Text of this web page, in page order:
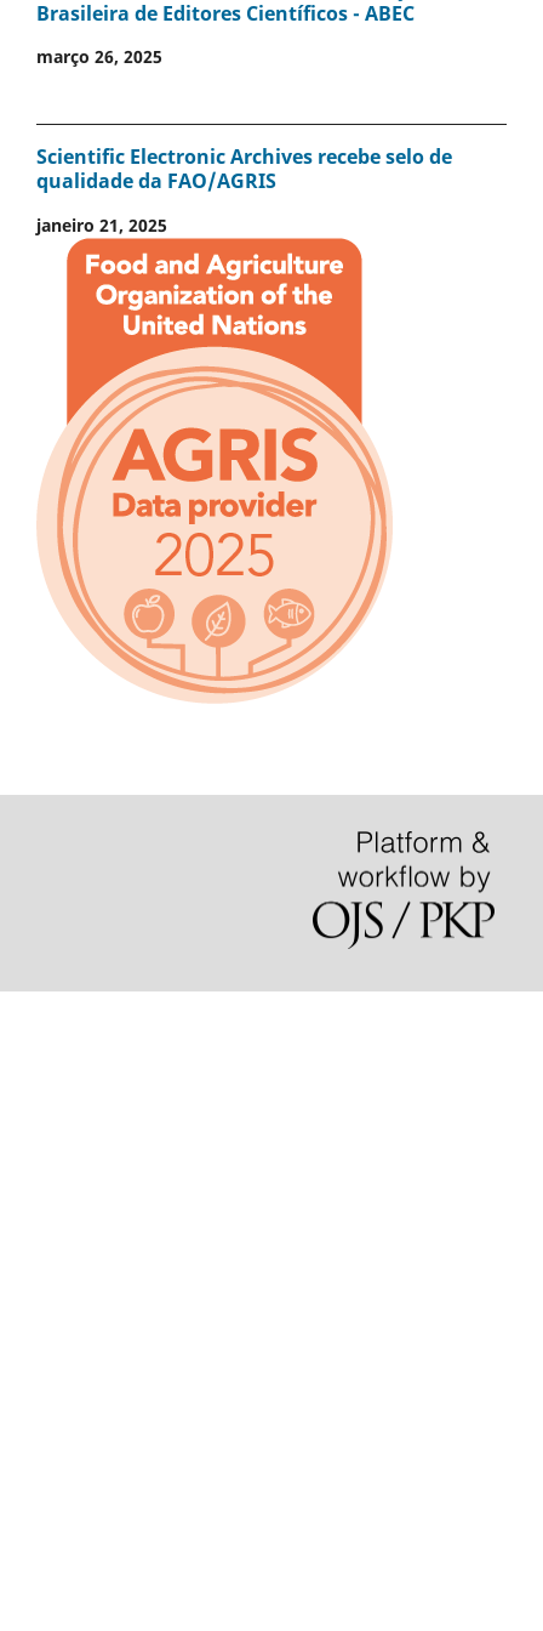
Brasileira de Editores Científicos - ABEC
março 26, 2025
Scientific Electronic Archives recebe selo de
qualidade da FAO/AGRIS
janeiro 21, 2025